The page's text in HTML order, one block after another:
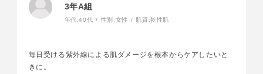
3年A組
年代:40代 性別:女性 肌質:乾性肌
毎日受ける紫外線による肌ダメージを根本からケアしたいと
きに。